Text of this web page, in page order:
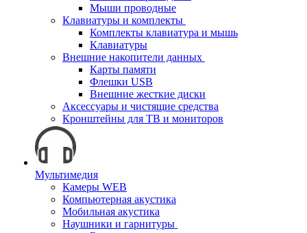
Мыши проводные
Клавиатуры и комплекты
Комплекты клавиатура и мышь
Клавиатуры
Внешние накопители данных
Карты памяти
Флешки USB
Внешние жесткие диски
Аксессуары и чистящие средства
Кронштейны для ТВ и мониторов
Мультимедия
Камеры WEB
Компьютерная акустика
Мобильная акустика
Наушники и гарнитуры